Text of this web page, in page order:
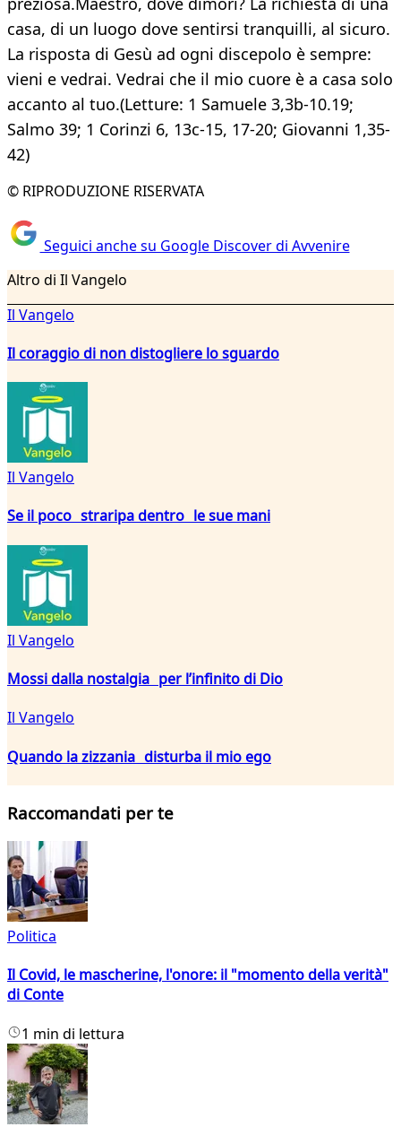
casa, di un luogo dove sentirsi tranquilli, al sicuro.
La risposta di Gesù ad ogni discepolo è sempre:
vieni e vedrai. Vedrai che il mio cuore è a casa solo
accanto al tuo.(Letture: 1 Samuele 3,3b-10.19;
Salmo 39; 1 Corinzi 6, 13c-15, 17-20; Giovanni 1,35-
42)
© RIPRODUZIONE RISERVATA
Seguici anche su Google Discover di Avvenire
Altro di Il Vangelo
Il Vangelo
Il coraggio di non distogliere lo sguardo
Il Vangelo
Se il poco straripa dentro le sue mani
Il Vangelo
Mossi dalla nostalgia per l’infinito di Dio
Il Vangelo
Quando la zizzania disturba il mio ego
Raccomandati per te
Politica
Il Covid, le mascherine, l'onore: il "momento della verità"
di Conte
1 min di lettura